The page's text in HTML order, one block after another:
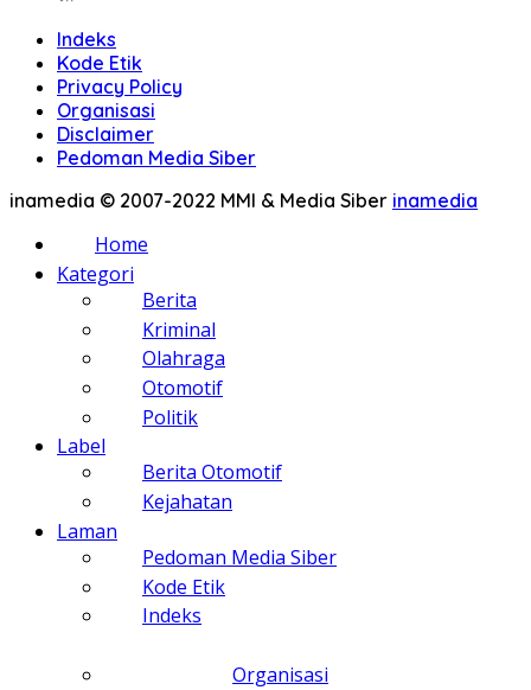
Indeks
Kode Etik
Privacy Policy
Organisasi
Disclaimer
Pedoman Media Siber
inamedia © 2007-2022 MMI & Media Siber inamedia
Home
Kategori
Berita
Kriminal
Olahraga
Otomotif
Politik
Label
Berita Otomotif
Kejahatan
Laman
Pedoman Media Siber
Kode Etik
Indeks
Organisasi